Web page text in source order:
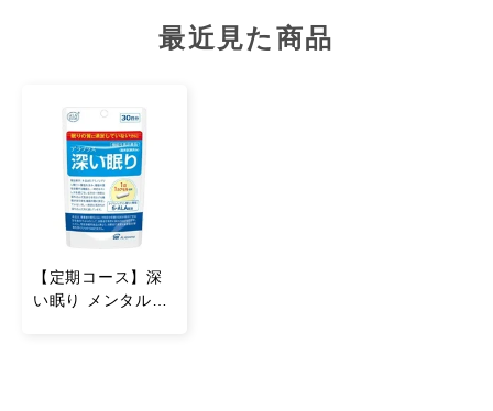
0.006g / 炭水化物：0.23g / 食塩相当量：0.03g
機能性関与成分
1カプセル（320mg）当たり
5-アミノレブリン酸リン酸塩：50mg
最近見た商品
【定期コース】深
い眠り メンタルケ